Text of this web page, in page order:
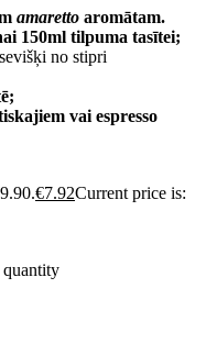
amaretto aromātam.
150ml tilpuma tasītei;
no stipri
vai espresso
€7.92Current price is:
quantity